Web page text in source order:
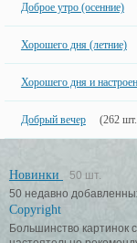
Доброе утро (осенние)
Хорошего дня (летние)
Хорошего дня и
Добрый вечер (262
Новинки
50 шт.
50 недавно
Copyright
Большинство картинок